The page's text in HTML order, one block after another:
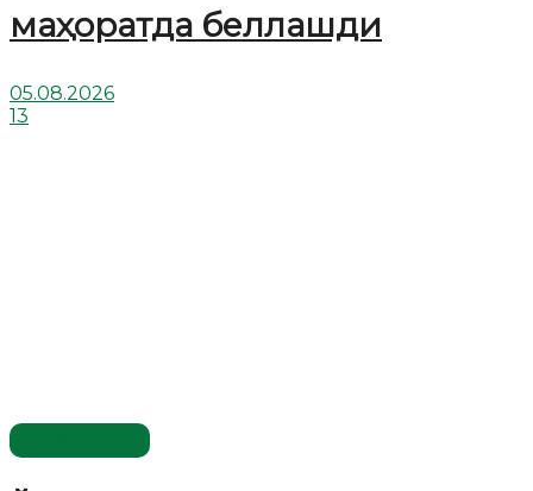
маҳоратда беллашди
05.08.2026
13